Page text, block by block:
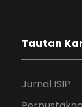
Tautan
Jurnal ISIP